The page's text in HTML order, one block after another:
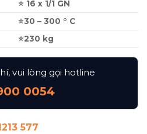
⭐ 16 x 1/1 GN
⭐30 – 300 ° C
⭐230 kg
vui lòng gọi hotline
0054
577